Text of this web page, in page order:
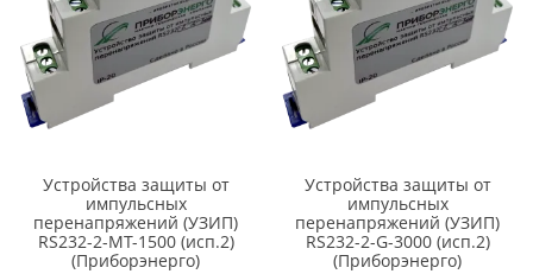
Устройства защиты от
импульсных
перенапряжений (УЗИП)
RS232-2-MT-1500 (исп.2)
(Приборэнерго)
Устройства защиты от
импульсных
перенапряжений (УЗИП)
RS232-2-G-3000 (исп.2)
(Приборэнерго)